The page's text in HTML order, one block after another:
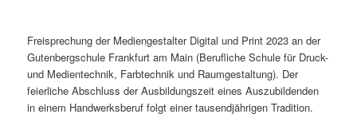
Freisprechung der Mediengestalter Digital und Print 2023 an der
Gutenbergschule Frankfurt am Main (Berufliche Schule für Druck-
und Medientechnik, Farbtechnik und Raumgestaltung). Der
feierliche Abschluss der Ausbildungszeit eines Auszubildenden
in einem Handwerksberuf folgt einer tausendjährigen Tradition.